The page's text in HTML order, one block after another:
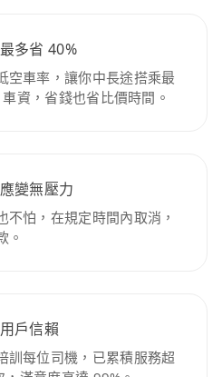
多省 40%
空車率，讓你中長途搭乘最
資，省錢也省比價時間。
變無壓力
不怕，在規定時間內取消，
。
戶信賴
訓每位司機，已累積服務超